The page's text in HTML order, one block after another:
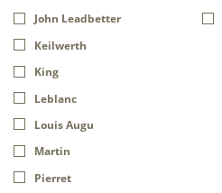
John Leadbetter
Keilwerth
King
Leblanc
Louis Augu
Martin
Pierret